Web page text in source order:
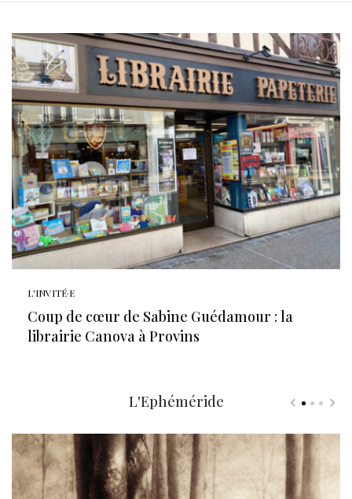
L'INVITÉ·E
Coup de cœur de Sabine Guédamour : la
librairie Canova à Provins
L'Ephéméride